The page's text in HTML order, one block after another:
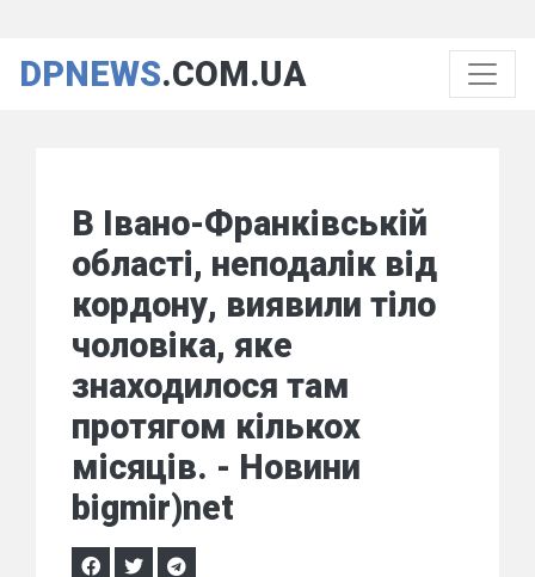
DPNEWS.COM.UA
В Івано-Франківській
області, неподалік від
кордону, виявили тіло
чоловіка, яке
знаходилося там
протягом кількох
місяців. - Новини
bigmir)net